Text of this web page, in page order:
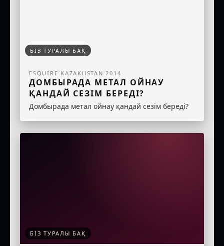
БІЗ ТУРАЛЫ БАҚ
ESQUIRE KAZAKHSTAN 2014
ДОМБЫРАДА МЕТАЛ ОЙНАУ
ҚАНДАЙ СЕЗІМ БЕРЕДІ?
Домбырада метал ойнау қандай сезім береді?
БІЗ ТУРАЛЫ БАҚ